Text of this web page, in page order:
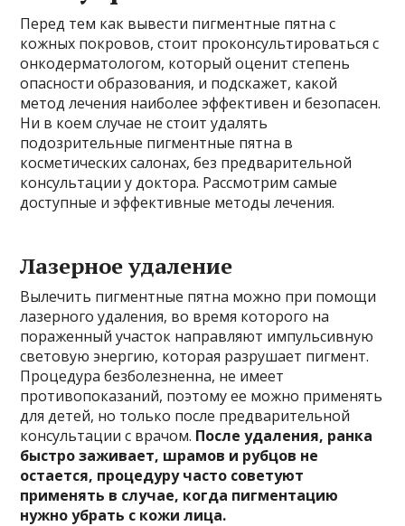
Перед тем как вывести пигментные пятна с
кожных покровов, стоит проконсультироваться с
онкодерматологом, который оценит степень
опасности образования, и подскажет, какой
метод лечения наиболее эффективен и безопасен.
Ни в коем случае не стоит удалять
подозрительные пигментные пятна в
косметических салонах, без предварительной
консультации у доктора. Рассмотрим самые
доступные и эффективные методы лечения.
Лазерное удаление
Вылечить пигментные пятна можно при помощи
лазерного удаления, во время которого на
пораженный участок направляют импульсивную
световую энергию, которая разрушает пигмент.
Процедура безболезненна, не имеет
противопоказаний, поэтому ее можно применять
для детей, но только после предварительной
консультации с врачом. После удаления, ранка
быстро заживает, шрамов и рубцов не
остается, процедуру часто советуют
применять в случае, когда пигментацию
нужно убрать с кожи лица.